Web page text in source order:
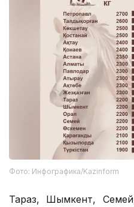
Фото: Инфографика/Kazinform
Тараз, Шымкент,